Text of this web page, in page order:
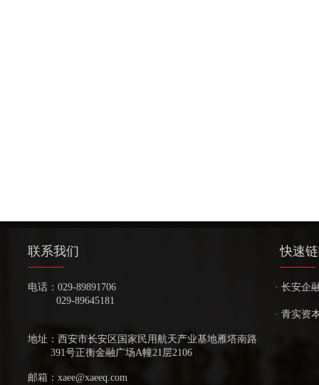
电话： 029-89891706
029-89645181
地址： 西安市长安区国家民用航天产业基地雁塔南路
391号正衡金融广场A幢21层2106
邮箱：xaee@xaeeq.com
快速
​​联系我们
· 长安企
· 青实资